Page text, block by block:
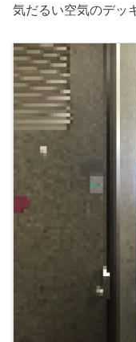
気だるい空気のデッ